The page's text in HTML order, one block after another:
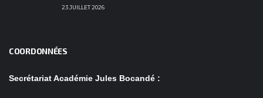
23 JUILLET 2026
COORDONNÉES
Secrétariat Académie Jules Bocandé :